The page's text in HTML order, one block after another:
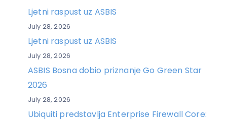
Ljetni raspust uz ASBIS
July 28, 2026
Ljetni raspust uz ASBIS
July 28, 2026
ASBIS Bosna dobio priznanje Go Green Star
2026
July 28, 2026
Ubiquiti predstavlja Enterprise Firewall Core: